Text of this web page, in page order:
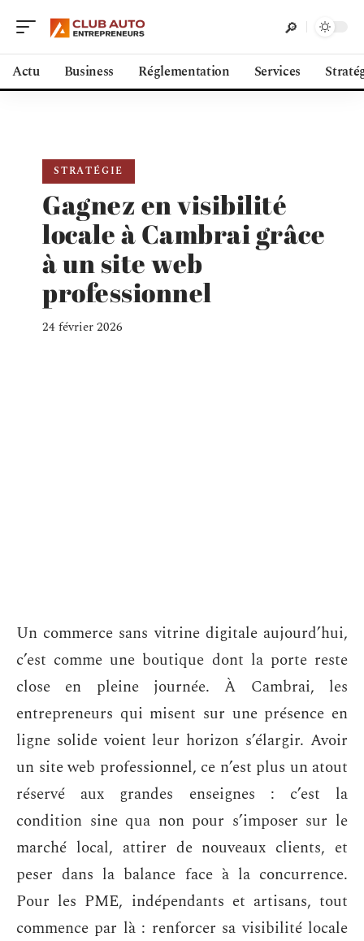
Actu Business Réglementation Services
STRATÉGIE
Gagnez en visibilité
locale à Cambrai grâce
à un site web
professionnel
24 février 2026
Un commerce sans vitrine digitale aujourd’hui,
c’est comme une boutique dont la porte reste
close en pleine journée. À Cambrai, les
entrepreneurs qui misent sur une présence en
ligne solide voient leur horizon s’élargir. Avoir
un site web professionnel, ce n’est plus un atout
réservé aux grandes enseignes : c’est la
condition sine qua non pour s’imposer sur le
marché local, attirer de nouveaux clients, et
peser dans la balance face à la concurrence.
Pour les PME, indépendants et artisans, tout
commence par là : renforcer sa visibilité locale